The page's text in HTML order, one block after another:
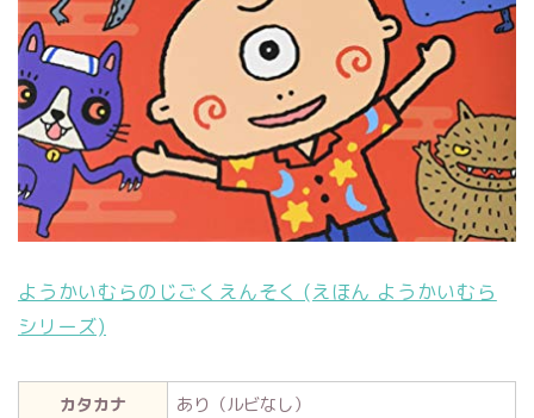
ようかいむらのじごくえんそく (えほん ようかいむら
シリーズ)
カタカナ
あり（ルビなし）